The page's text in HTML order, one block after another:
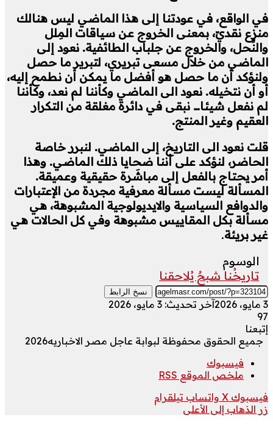
في الواقع، في عودتنا إلى هذا الماضي ليس هنالك
منزع نقديّ، بمعنى الخروج عن سياقات المِلل
والنِّحل، والخروج عن جلباب الطائفية. نعود إلى
الماضي من خلال مسعى تبريري، لتبرير ما حصل
ولنؤكد أن ما حصل هو أفضل ما يمكن أن نطمح إليه،
أو أن نتخيله. نعود الى الماضي وكأننا لم نعد، وكأننا
لم نفعل شيئا… نبقى في دائرة مغلقة من التكرار
العقيم وغير المنتج.
قلت نعود الى التاريخ، إلى الماضي. لنبرر خاصة
الحاضر، لنؤكد على أننا ضحايا ذلك الماضي. وهذا
أمر يحتاج بالفعل إلى مباشَرة حقيقية وعميقة.
المسألة ليست مسألة معرفية مجردة من الإعتبارات
والدوافع السياسية والايديولوجية المشبوهة، هي
مسألة بكل المقاييس مشبوهة وفي كل الحالات هي
غير بريئة.
الوسوم
تاريخُنا شبحٌ يُلاحقنا
نسخ الرابط
3 مايو، 2026
آخر تحديث: 3 مايو، 2026
97
إتبعنا
جميع الحقوق محفوظة لبوابة عاجل مصر الاخباريه2026
فيسبوك
ملخص الموقع RSS
فيسبوك ‫X واتساب تيلقرام
زر الذهاب إلى الأعلى